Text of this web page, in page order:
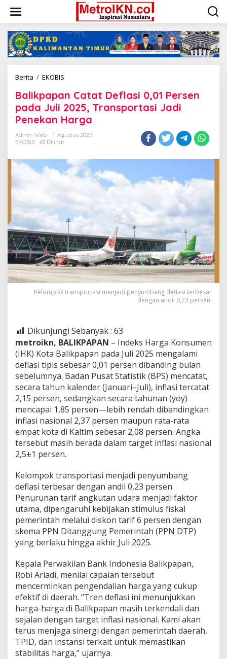
konten
Berita / EKOBIS
Deflasi
0,01
Persen
pada
Juli
Jadi
Penekan
Harga
Balikpapan Catat Deflasi 0,01 Persen
pada Juli 2025, Transportasi Jadi
Penekan Harga
Admin Web
11 Agustus 2025
EKOBIS
63 Dilihat
Kelompok transportasi menjadi penyumbang deflasi terbesar
dengan andil 0,23 persen.
Dikunjungi Sebanyak : 63
metroikn, BALIKPAPAN – Indeks Harga Konsumen
(IHK) Kota Balikpapan pada Juli 2025 mengalami
deflasi tipis sebesar 0,01 persen dibanding bulan
sebelumnya. Badan Pusat Statistik (BPS) mencatat,
secara tahun kalender (Januari–Juli), inflasi tercatat
2,15 persen, sedangkan secara tahunan (yoy)
mencapai 1,85 persen—lebih rendah dibandingkan
inflasi nasional 2,37 persen maupun rata-rata
empat kota di Kaltim sebesar 2,08 persen. Angka
tersebut masih berada dalam target inflasi nasional
2,5±1 persen.
Kelompok transportasi menjadi penyumbang
deflasi terbesar dengan andil 0,23 persen.
Penurunan tarif angkutan udara menjadi faktor
utama, dipengaruhi kebijakan stimulus fiskal
pemerintah melalui diskon tarif 6 persen dengan
skema PPN Ditanggung Pemerintah (PPN DTP)
yang berlaku hingga akhir Juli 2025.
Kepala Perwakilan Bank Indonesia Balikpapan,
Robi Ariadi, menilai capaian tersebut
mencerminkan pengendalian harga yang cukup
efektif di daerah. “Tren deflasi ini menunjukkan
harga-harga di Balikpapan masih terkendali dan
sejalan dengan target inflasi nasional. Kami akan
terus menjaga sinergi dengan pemerintah daerah,
TPID, dan instansi terkait untuk memastikan
stabilitas harga,” ujarnya.